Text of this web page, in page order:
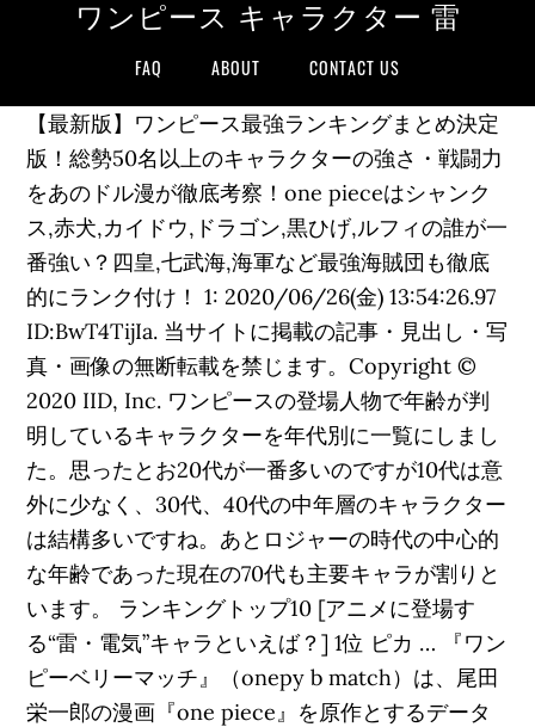
ワンピース キャラクター 雷
FAQ ABOUT CONTACT US
【最新版】ワンピース最強ランキングまとめ決定
版！総勢50名以上のキャラクターの強さ・戦闘力
をあのドル漫が徹底考察！one pieceはシャンク
ス,赤犬,カイドウ,ドラゴン,黒ひげ,ルフィの誰が一
番強い？四皇,七武海,海軍など最強海賊団も徹底
的にランク付け！ 1: 2020/06/26(金) 13:54:26.97
ID:BwT4TijIa. 当サイトに掲載の記事・見出し・写
真・画像の無断転載を禁じます。Copyright ©
2020 IID, Inc. ワンピースの登場人物で年齢が判
明しているキャラクターを年代別に一覧にしまし
た。思ったとお20代が一番多いのですが10代は意
外に少なく、30代、40代の中年層のキャラクター
は結構多いですね。あとロジャーの時代の中心的
な年齢であった現在の70代も主要キャラが割りと
います。 ランキングトップ10 [アニメに登場す
る“雷・電気”キャラといえば？] 1位 ピカ … 『ワン
ピーベリーマッチ』（onepy b match）は、尾田
栄一郎の漫画『one piece』を原作とするデータ